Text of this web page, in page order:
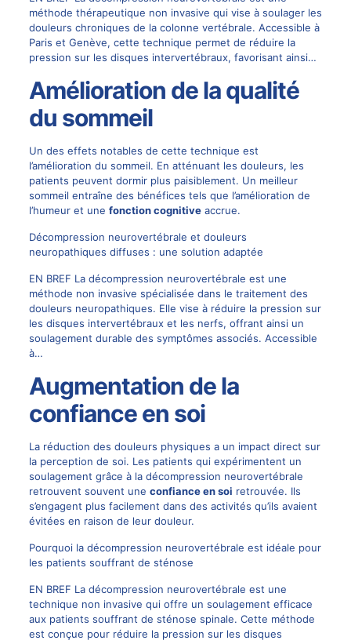
méthode thérapeutique non invasive qui vise à soulager les
douleurs chroniques de la colonne vertébrale. Accessible à
Paris et Genève, cette technique permet de réduire la
pression sur les disques intervertébraux, favorisant ainsi…
Amélioration de la qualité
du sommeil
Un des effets notables de cette technique est
l’amélioration du sommeil. En atténuant les douleurs, les
patients peuvent dormir plus paisiblement. Un meilleur
sommeil entraîne des bénéfices tels que l’amélioration de
l’humeur et une fonction cognitiveaccrue.
Décompression neurovertébrale et douleurs
neuropathiques diffuses : une solution adaptée
EN BREF La décompression neurovertébrale est une
méthode non invasive spécialisée dans le traitement des
douleurs neuropathiques. Elle vise à réduire la pression sur
les disques intervertébraux et les nerfs, offrant ainsi un
soulagement durable des symptômes associés. Accessible
à…
Augmentation de la
confiance en soi
La réduction des douleurs physiques a un impact direct sur
la perception de soi. Les patients qui expérimentent un
soulagement grâce à la décompression neurovertébrale
retrouvent souvent une confiance en soi retrouvée. Ils
s’engagent plus facilement dans des activités qu’ils avaient
évitées en raison de leur douleur.
Pourquoi la décompression neurovertébrale est idéale pour
les patients souffrant de sténose
EN BREF La décompression neurovertébrale est une
technique non invasive qui offre un soulagement efficace
aux patients souffrant de sténose spinale. Cette méthode
est conçue pour réduire la pression sur les disques